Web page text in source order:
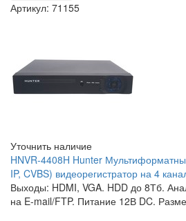
Артикул: 71155
Уточнить наличие
HNVR-4408H Hunter
IP, CVBS) видеорегистратор на 4
Выходы: HDMI, VGA. HDD до 8Тб.
на E-mail/FTP. Питание 12В DC.